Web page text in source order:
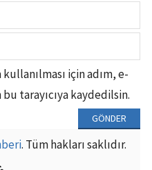
için adım, e-
tarayıcıya kaydedilsin.
. Tüm hakları saklıdır.